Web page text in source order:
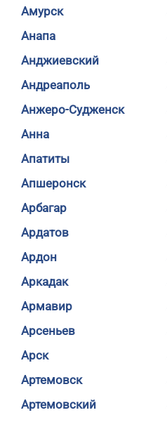
Амурск
Анапа
Анджиевский
Андреаполь
Анжеро-Судженск
Анна
Апатиты
Апшеронск
Арбагар
Ардатов
Ардон
Аркадак
Армавир
Арсеньев
Арск
Артемовск
Артемовский